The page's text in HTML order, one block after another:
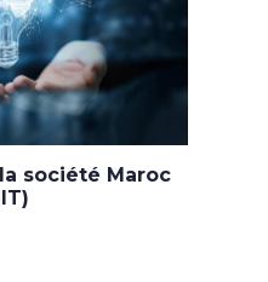
société Maroc